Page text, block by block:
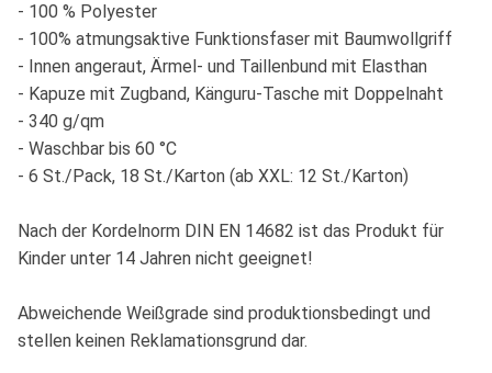
- 100 % Polyester
- 100% atmungsaktive Funktionsfaser mit Baumwollgriff
- Innen angeraut, Ärmel- und Taillenbund mit Elasthan
- Kapuze mit Zugband, Känguru-Tasche mit Doppelnaht
- 340 g/qm
- Waschbar bis 60 °C
- 6 St./Pack, 18 St./Karton (ab XXL: 12 St./Karton)
Nach der Kordelnorm DIN EN 14682 ist das Produkt für
Kinder unter 14 Jahren nicht geeignet!
Abweichende Weißgrade sind produktionsbedingt und
stellen keinen Reklamationsgrund dar.